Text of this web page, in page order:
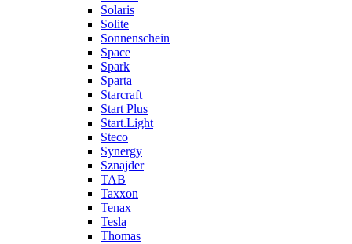
Solaris
Solite
Sonnenschein
Space
Spark
Sparta
Starcraft
Start Plus
Start.Light
Steco
Synergy
Sznajder
TAB
Taxxon
Tenax
Tesla
Thomas